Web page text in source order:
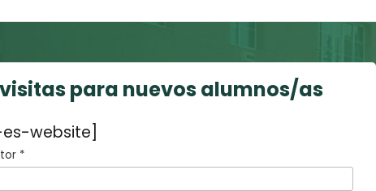
para nuevos alumnos/as
website]
*